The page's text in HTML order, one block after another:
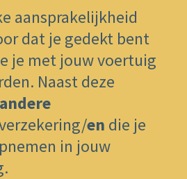
aansprakelijkheid
dat je gedekt bent
je met jouw voertuig
Naast deze
andere
en die je
in jouw